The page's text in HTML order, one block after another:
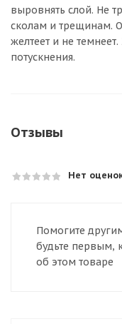
выровнять слой. Не
сколам и трещинам.
желтеет и не
потускнения.
Отзывы
Нет
Помогите
будьте первым,
об этом товаре